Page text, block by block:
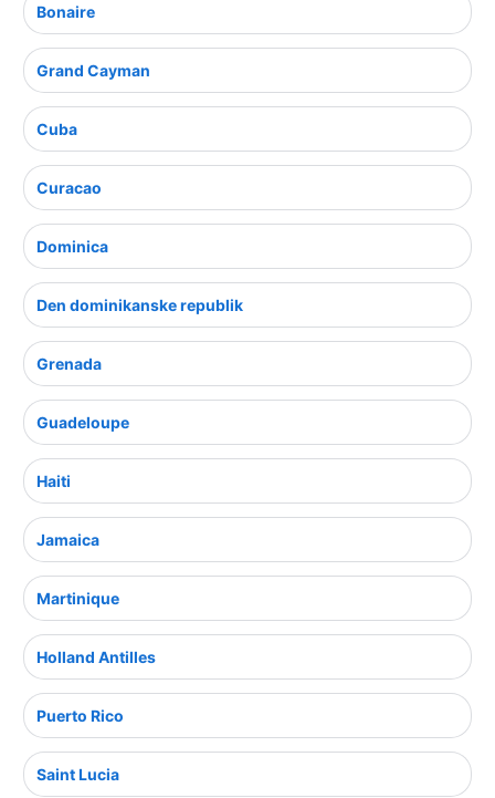
Bonaire
Grand Cayman
Cuba
Curacao
Dominica
Den dominikanske republik
Grenada
Guadeloupe
Haiti
Jamaica
Martinique
Holland Antilles
Puerto Rico
Saint Lucia